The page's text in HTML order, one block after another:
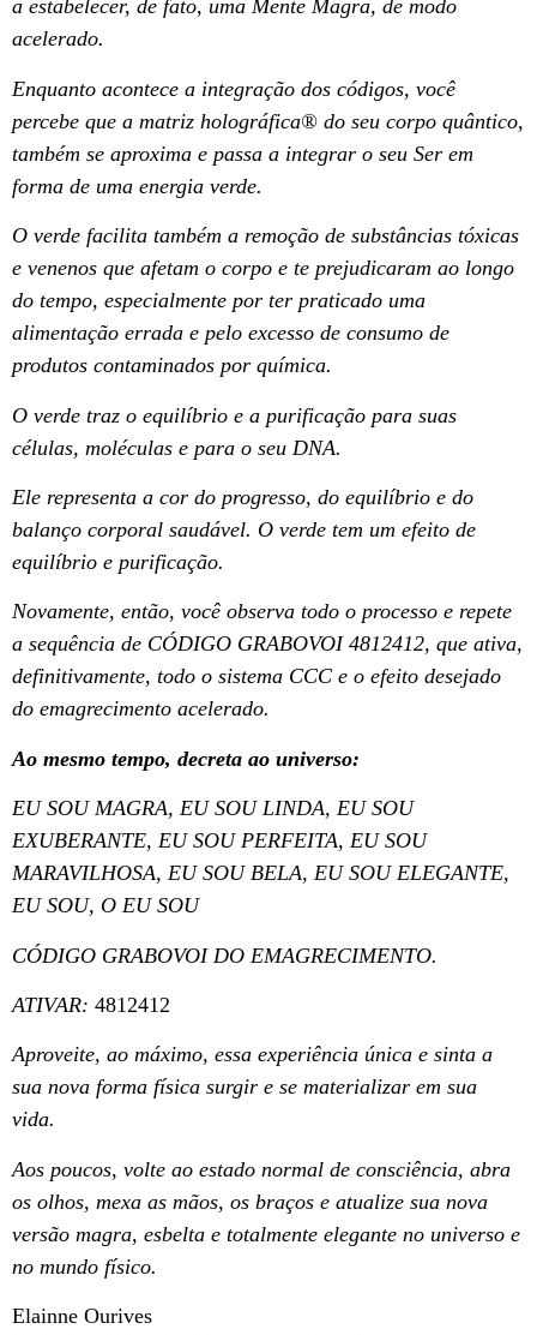
a estabelecer, de fato, uma Mente Magra, de modo
acelerado.
Enquanto acontece a integração dos códigos, você
percebe que a matriz holográfica® do seu corpo quântico,
também se aproxima e passa a integrar o seu Ser em
forma de uma energia verde.
O verde facilita também a remoção de substâncias tóxicas
e venenos que afetam o corpo e te prejudicaram ao longo
do tempo, especialmente por ter praticado uma
alimentação errada e pelo excesso de consumo de
produtos contaminados por química.
O verde traz o equilíbrio e a purificação para suas
células, moléculas e para o seu DNA.
Ele representa a cor do progresso, do equilíbrio e do
balanço corporal saudável. O verde tem um efeito de
equilíbrio e purificação.
Novamente, então, você observa todo o processo e repete
a sequência de CÓDIGO GRABOVOI 4812412, que ativa,
definitivamente, todo o sistema CCC e o efeito desejado
do emagrecimento acelerado.
Ao mesmo tempo, decreta ao universo:
EU SOU MAGRA, EU SOU LINDA, EU SOU
EXUBERANTE, EU SOU PERFEITA, EU SOU
MARAVILHOSA, EU SOU BELA, EU SOU ELEGANTE,
EU SOU, O EU SOU
CÓDIGO GRABOVOI DO EMAGRECIMENTO.
ATIVAR: 4812412
Aproveite, ao máximo, essa experiência única e sinta a
sua nova forma física surgir e se materializar em sua
vida.
Aos poucos, volte ao estado normal de consciência, abra
os olhos, mexa as mãos, os braços e atualize sua nova
versão magra, esbelta e totalmente elegante no universo e
no mundo físico.
Elainne Ourives